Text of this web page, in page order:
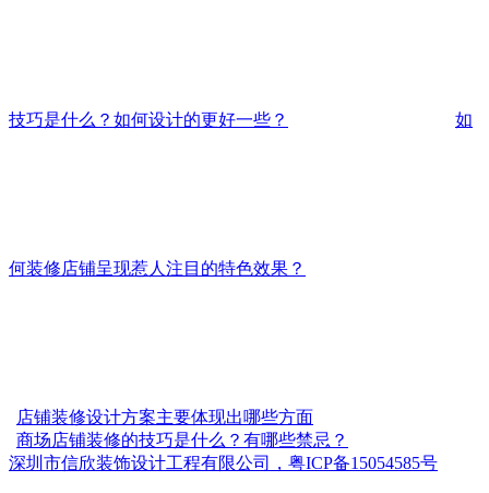
技巧是什么？如何设计的更好一些？ 如
何装修店铺呈现惹人注目的特色效果？
店铺装修设计方案主要体现出哪些方面
商场店铺装修的技巧是什么？有哪些禁忌？
深圳市信欣装饰设计工程有限公司，粤ICP备15054585号